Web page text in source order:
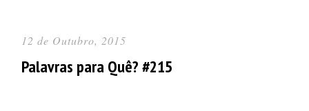
12 de Outubro, 2015
Palavras para Quê? #215